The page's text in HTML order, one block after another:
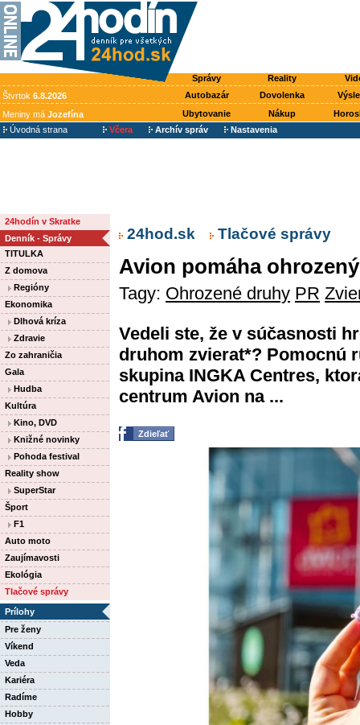
Správy Reality
Štvrtok 6.8.2026 Autobazár Dovolenka
Meniny má Jozefína Ubytovanie Nákup
Úvodná strana
Včera Archív správ Nastavenia
24hodín v Skratke
Denník - Správy
TITULKA
Z domova
Regióny
Ekonomika
Dlhová kríza
Zdravie
Zo zahraničia
Gala
Hudba
Kultúra
Kino, DVD
Knižné novinky
Pohoda festival
Reality show
SuperStar
Šport
F1
Auto moto
Zaujímavosti
Ekológia
Tlačové správy
Prílohy
Pre ženy
Víkend
Veda
Kariéra
Radíme
Hobby
24hod.sk Tlačové správy
Avion pomáha
Tagy: Ohrozené druhy PR
Vedeli ste, že v súčasnosti
druhom zvierat*? Pomocnú
skupina INGKA Centres,
centrum Avion na ...
Zdieľať